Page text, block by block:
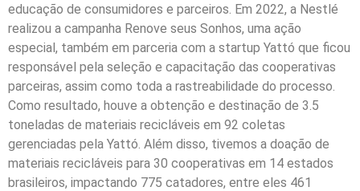
educação de consumidores e parceiros. Em 2022, a Nestlé
realizou a campanha Renove seus Sonhos, uma ação
especial, também em parceria com a startup Yattó que ficou
responsável pela seleção e capacitação das cooperativas
parceiras, assim como toda a rastreabilidade do processo.
Como resultado, houve a obtenção e destinação de 3.5
toneladas de materiais recicláveis em 92 coletas
gerenciadas pela Yattó. Além disso, tivemos a doação de
materiais recicláveis para 30 cooperativas em 14 estados
brasileiros, impactando 775 catadores, entre eles 461